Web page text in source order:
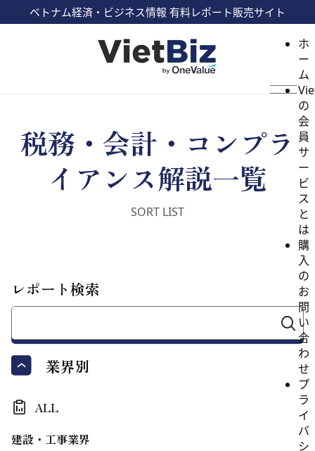
ベトナム経済・ビジネス情報 有料レポート販売サイト
ホ
ー
ム
の
会
員
サ
ー
ビ
ス
と
は
購
入
の
お
問
い
合
わ
せ
プ
ラ
イ
バ
シ
税務・会計・コンプラ
イアンス解説一覧
レポート検索
業界別
ALL
建設・工事業界